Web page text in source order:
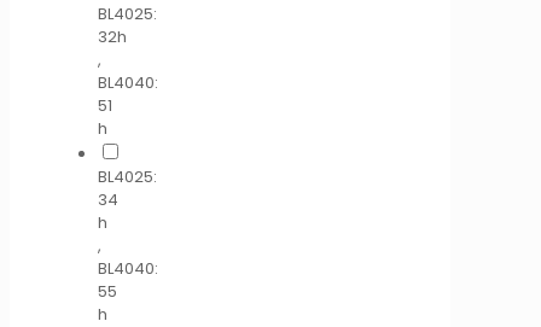
BL4025:
32h
,
BL4040:
51
h
BL4025:
34
h
,
BL4040:
55
h